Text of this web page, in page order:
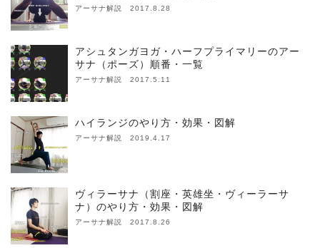
アーサナ解説 2017.8.28
アシュタンガヨガ・ハーフプライマリーのアー
サナ（ポーズ）順番・一覧
アーサナ解説 2017.5.11
ハイランジのやり方・効果・図解
アーサナ解説 2019.4.17
ヴィラーサナ（割座・英雄坐・ヴィーラーサ
ナ）のやり方・効果・図解
アーサナ解説 2017.8.26